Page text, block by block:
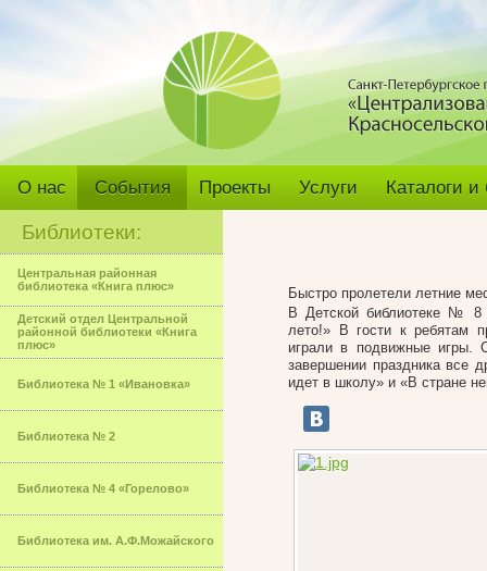
О нас События Проекты Услуги Каталоги
Библиотеки:
Центральная районная
библиотека «Книга плюс»
Детский отдел Центральной
районной библиотеки «Книга
плюс»
Библиотека № 1 «Ивановка»
Библиотека № 2
Библиотека № 4 «Горелово»
Библиотека им. А.Ф.Можайского
Быстро пролетели летние
В Детской библиотеке № 8
лето!» В гости к ребятам
играли в подвижные игры.
завершении праздника все
идет в школу» и «В стране